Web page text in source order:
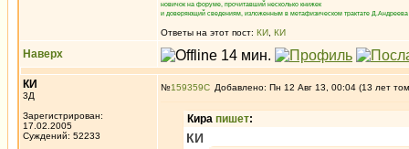
новичок на форуме, прочитавший несколько книжек
и доверяющий сведениям, изложенным в метафизическом трактате
Ответы на этот пост: КИ КИ
Наверх
КИ
3Д
Зарегистрирован:
17.02.2005
Суждений: 52233
№159359 Добавлено: Пн 12 Авг 13, 00:04 (13 лет
Кира пишет:
КИ